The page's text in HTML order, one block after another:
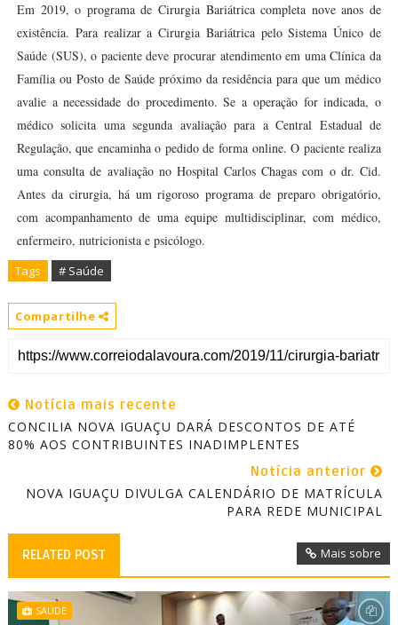
Em 2019, o programa de Cirurgia Bariátrica completa nove anos de
existência. Para realizar a Cirurgia Bariátrica pelo Sistema Único de
Saúde (SUS), o paciente deve procurar atendimento em uma Clínica da
Família ou Posto de Saúde próximo da residência para que um médico
avalie a necessidade do procedimento. Se a operação for indicada, o
médico solicita uma segunda avaliação para a Central Estadual de
Regulação, que encaminha o pedido de forma online. O paciente realiza
uma consulta de avaliação no Hospital Carlos Chagas com o dr. Cid.
Antes da cirurgia, há um rigoroso programa de preparo obrigatório,
com acompanhamento de uma equipe multidisciplinar, com médico,
enfermeiro, nutricionista e psicólogo.
Tags # Saúde
Compartilhe
Notícia mais recente
CONCILIA NOVA IGUAÇU DARÁ DESCONTOS DE ATÉ
80% AOS CONTRIBUINTES INADIMPLENTES
Notícia anterior
NOVA IGUAÇU DIVULGA CALENDÁRIO DE MATRÍCULA
PARA REDE MUNICIPAL
RELATED POST Mais sobre
SAÚDE